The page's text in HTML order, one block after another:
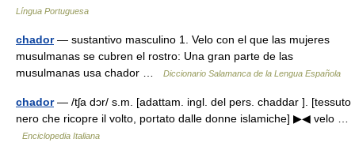
Língua Portuguesa
chador— sustantivo masculino 1. Velo con el que las mujeres
musulmanas se cubren el rostro: Una gran parte de las
musulmanas usa chador …
Diccionario Salamanca de la Lengua Española
chador— /tʃa dɔr/ s.m. [adattam. ingl. del pers. chaddar ]. [tessuto
nero che ricopre il volto, portato dalle donne islamiche] ▶◀ velo …
Enciclopedia Italiana